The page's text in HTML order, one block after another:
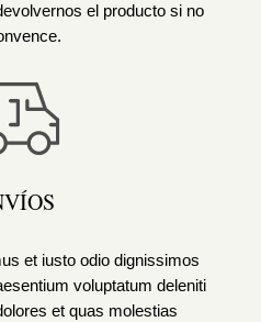
el producto si no
et iusto odio dignissimos
voluptatum deleniti
et quas molestias